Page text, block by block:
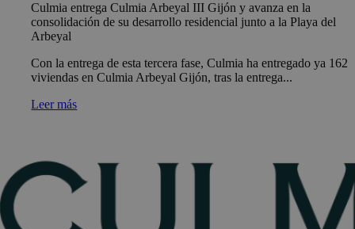
Culmia entrega Culmia Arbeyal III Gijón y avanza en la
consolidación de su desarrollo residencial junto a la Playa del
Arbeyal
Con la entrega de esta tercera fase, Culmia ha entregado ya 162
viviendas en Culmia Arbeyal Gijón, tras la entrega...
Leer más